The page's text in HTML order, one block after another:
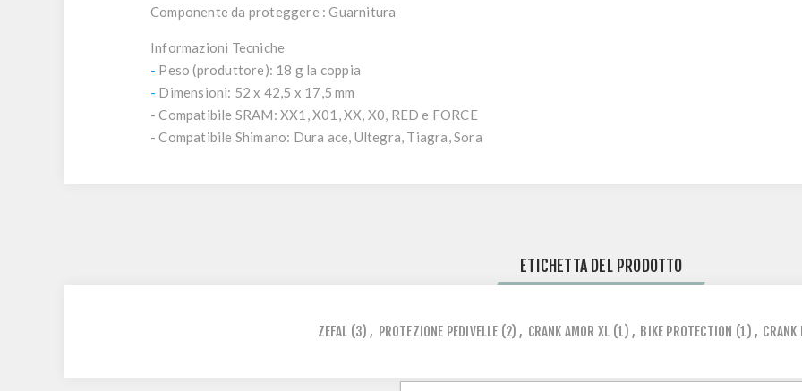
Componente da proteggere : Guarnitura
Informazioni Tecniche
- Peso (produttore): 18 g la coppia
- Dimensioni: 52 x 42,5 x 17,5 mm
- Compatibile SRAM: XX1, X01, XX, X0, RED e FORCE
- Compatibile Shimano: Dura ace, Ultegra, Tiagra, Sora
ETICHETTA DEL PRODOTTO
ZEFAL (3) , PROTEZIONE PEDIVELLE (2) , CRANK AMOR XL (1) , BIKE PROTECTION (1) , CRANK